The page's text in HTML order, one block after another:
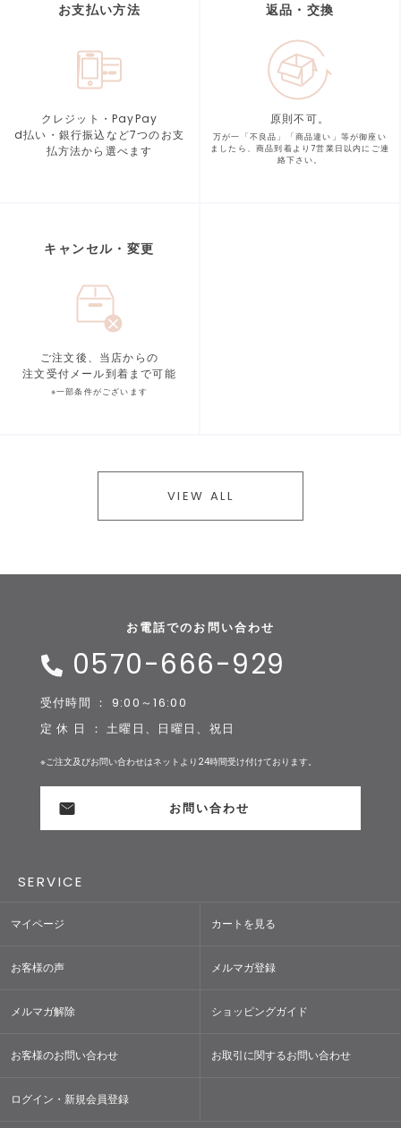
お支払い方法
クレジット・PayPay
d払い・銀行振込など7つのお支
払方法から選べます
返品・交換
原則不可。
万が一「不良品」「商品違い」等が御座い
ましたら、商品到着より7営業日以内にご連
絡下さい。
キャンセル・変更
ご注文後、当店からの
注文受付メール到着まで可能
※一部条件がございます
VIEW ALL
お電話でのお問い合わせ
0570-666-929
受付時間 ： 9:00～16:00
定 休 日 ： 土曜日、日曜日、祝日
※ご注文及びお問い合わせはネットより24時間受け付けております。
お問い合わせ
SERVICE
マイページ カートを見る
お客様の声 メルマガ登録
メルマガ解除 ショッピングガイド
お客様のお問い合わせ お取引に関するお問い合わせ
ログイン・新規会員登録